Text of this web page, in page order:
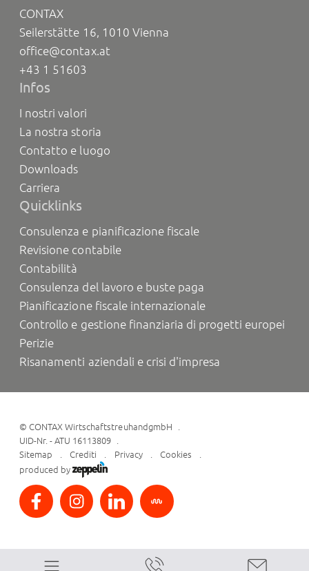
CONTAX
Seilerstätte 16, 1010 Vienna
office@contax.at
+43 1 51603
Infos
I nostri valori
La nostra storia
Contatto e luogo
Downloads
Carriera
Quicklinks
Consulenza e pianificazione fiscale
Revisione contabile
Contabilità
Consulenza del lavoro e buste paga
Pianificazione fiscale internazionale
Controllo e gestione finanziaria di progetti europei
Perizie
Risanamenti aziendali e crisi d'impresa
©CONTAX WirtschaftstreuhandgmbH
UID-Nr. - ATU 16113809
Sitemap
Crediti Privacy
Cookies
produced by